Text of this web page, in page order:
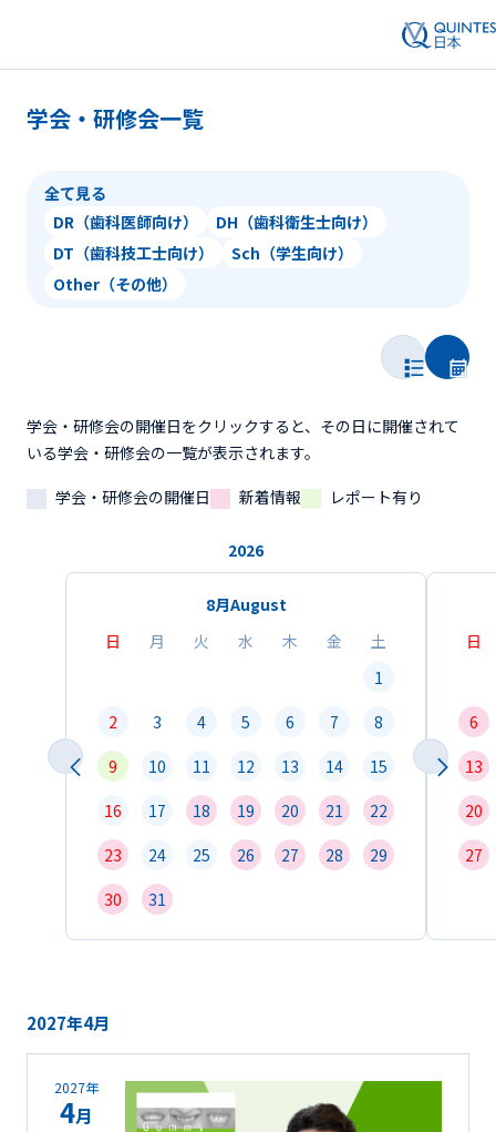
学会・研修会一覧
全て見る
DR（歯科医師向け）
DH（歯科衛生士向け）
DT（歯科技工士向け）
Sch（学生向け）
Other（その他）
学会・研修会の開催日をクリックすると、その日に開催されて
いる学会・研修会の一覧が表示されます。
学会・研修会の開催日
新着情報 レポート有り
2026
8月August
日
月 火 水 木 金
土
1
2
3 4 5 6 7
8
9
10 11 12 13 14
15
16
17 18 19 20 21
22
23
24 25 26 27 28
29
30
31
日
6
13
20
27
2027年4月
2027年
4月